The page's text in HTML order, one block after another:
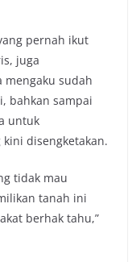
pernah ikut
juga
mengaku sudah
bahkan sampai
untuk
disengketakan.
tidak mau
tanah ini
berhak tahu,”